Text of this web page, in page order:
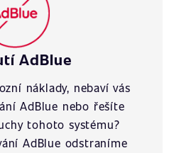
AdBlue
náklady, nebaví vás
AdBlue nebo řešíte
tohoto systému?
AdBlue odstraníme